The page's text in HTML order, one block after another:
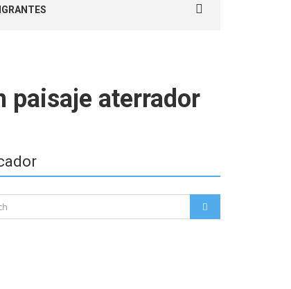
paisaje aterrador